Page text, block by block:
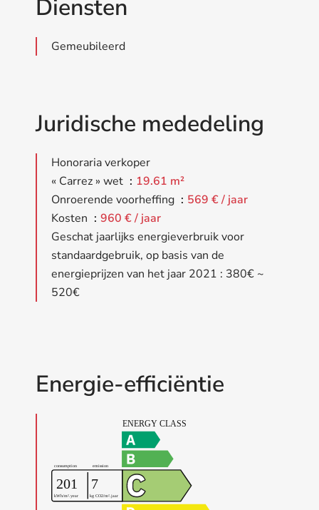
Diensten
Gemeubileerd
Juridische mededeling
Honoraria verkoper
« Carrez » wet
19.61 m²
Onroerende voorheffing
569 € / jaar
Kosten
960 € / jaar
Geschat jaarlijks energieverbruik voor
standaardgebruik, op basis van de
energieprijzen van het jaar 2021 : 380€ ~
520€
Energie-efficiëntie